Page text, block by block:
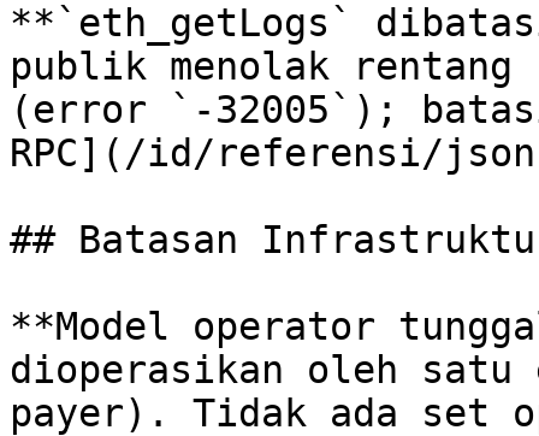
**`eth_getLogs`
publik menolak
(error `-32005`);
RPC](/id/referensi/
## Batasan
**Model operator
dioperasikan oleh satu
payer). Tidak ada set